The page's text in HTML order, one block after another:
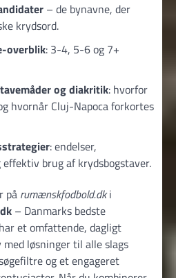
– de bynavne, der
krydsord.
overblik: 3-4, 5-6 og 7+
og diakritik: hvorfor
hvornår Cluj-Napoca forkortes
: endelser,
brug af krydsbogstaver.
på rumænskfodbold.dki
– Danmarks bedste
et omfattende, dagligt
løsninger til alle slags
og et engageret